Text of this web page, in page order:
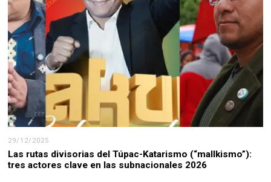
29/12/2025
Las rutas divisorias del Túpac-Katarismo (“mallkismo”):
tres actores clave en las subnacionales 2026